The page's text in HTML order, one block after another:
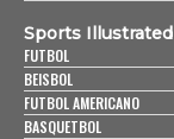
Sports Illustrated
FUTBOL
BEISBOL
FUTBOL AMERICANO
BASQUETBOL